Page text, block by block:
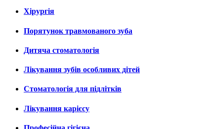
Хірургія
Порятунок травмованого зуба
Дитяча стоматологія
Лікування зубів особливих дітей
Стоматологія для підлітків
Лікування карієсу